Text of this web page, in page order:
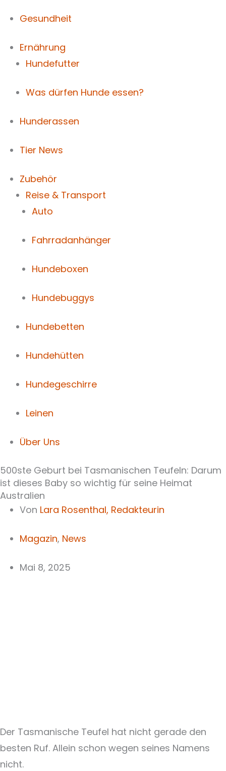
Gesundheit
Ernährung
Hundefutter
Was dürfen Hunde essen?
Hunderassen
Tier News
Zubehör
Reise & Transport
Auto
Fahrradanhänger
Hundeboxen
Hundebuggys
Hundebetten
Hundehütten
Hundegeschirre
Leinen
Über Uns
500ste Geburt bei Tasmanischen Teufeln: Darum
ist dieses Baby so wichtig für seine Heimat
Australien
Von Lara Rosenthal, Redakteurin
Magazin, News
Mai 8, 2025
Der Tasmanische Teufel hat nicht gerade den
besten Ruf. Allein schon wegen seines Namens
nicht.